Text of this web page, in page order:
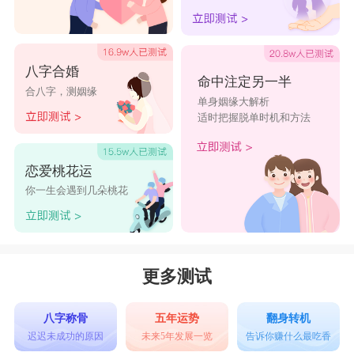
QQ空间。
：会秒回消息
射手座
性格坦率，不像是包容的一个人，他们
不会把甜蜜言语挂嘴边。但若是对于自己喜欢的
人，会保护你，照顾你，更明显的表现就是会愿意
做出牺牲，目光会不自觉地落到你身上，射手们会
有很强的包容性，同样需要你的信任和理解，然后
就会尽量的投其所好，在对方需要的时候默默付
出。
摩羯是玩暗恋的 星座，他们不懂得怎么表达
自己的感情，或是怕一旦泄露了这样的感情自己就
会受到伤害，如果
摩羯座喜欢上一个人，表面上会
八字合婚
合八字，测姻缘
恋爱桃花运
你一生会遇到几朵桃花
命中注定另一半
单身姻缘大解析
适时把握脱单时机和方法
更多测试
八字称骨
迟迟未成功的原因
五年运势
未来5年发展一览
翻身转机
告诉你赚什么最吃香